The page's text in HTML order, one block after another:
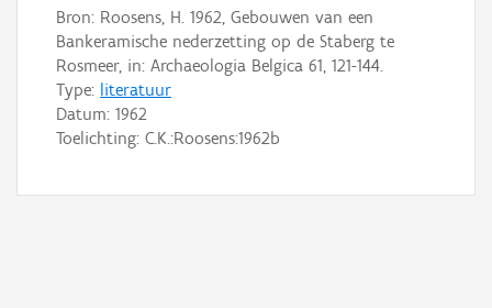
AanmeldenBron: Roosens, H. 1962, Gebouwen van een
Bankeramische nederzetting op de Staberg te
Rosmeer, in: Archaeologia Belgica 61, 121-144.
Type: literatuur
Datum: 1962
Toelichting: C.K.:Roosens:1962b